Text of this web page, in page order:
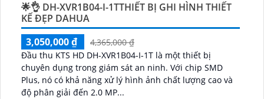
🌟👌 DH-XVR1B04-I-1TTHIẾT BỊ GHI HÌNH THIẾT
KẾ ĐẸP DAHUA
3,050,000 ₫
4,365,000 ₫
Đầu thu KTS HD DH-XVR1B04-I-1T là một thiết bị
chuyên dụng trong giám sát an ninh. Với chip SMD
Plus, nó có khả năng xử lý hình ảnh chất lượng cao và
độ phân giải đến 2.0 MP...